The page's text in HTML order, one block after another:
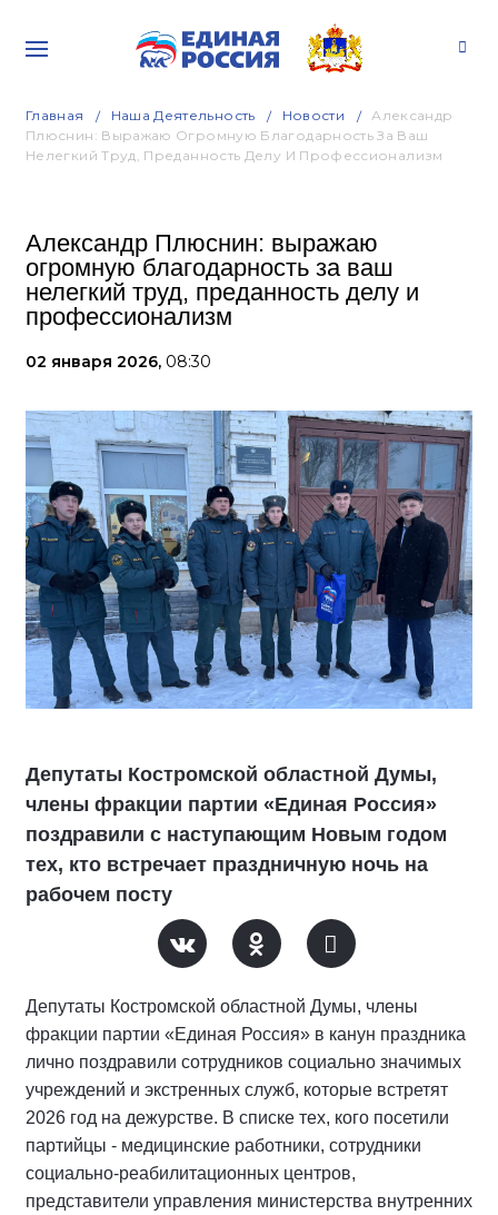
Главная Наша Деятельность Новости
Александр
Плюснин: Выражаю Огромную Благодарность За Ваш
Нелегкий Труд, Преданность Делу И Профессионализм
Александр Плюснин: выражаю
огромную благодарность за ваш
нелегкий труд, преданность делу и
профессионализм
02 января 2026, 08:30
Депутаты Костромской областной Думы,
члены фракции партии «Единая Россия»
поздравили с наступающим Новым годом
тех, кто встречает праздничную ночь на
рабочем посту
Депутаты Костромской областной Думы, члены
фракции партии «Единая Россия» в канун праздника
лично поздравили сотрудников социально значимых
учреждений и экстренных служб, которые встретят
2026 год на дежурстве. В списке тех, кого посетили
партийцы - медицинские работники, сотрудники
социально-реабилитационных центров,
представители управления министерства внутренних